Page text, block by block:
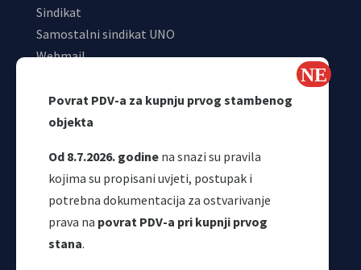
Povrat PDV-a za kupnju prvog stambenog
objekta
Od 8.7.2026. godine na snazi su pravila
kojima su propisani uvjeti, postupak i
potrebna dokumentacija za ostvarivanje
prava na povrat PDV-a pri kupnji prvog
stana.
Sindikat
Samostalni sindikat UNO
Webmail
Korisni linkovi